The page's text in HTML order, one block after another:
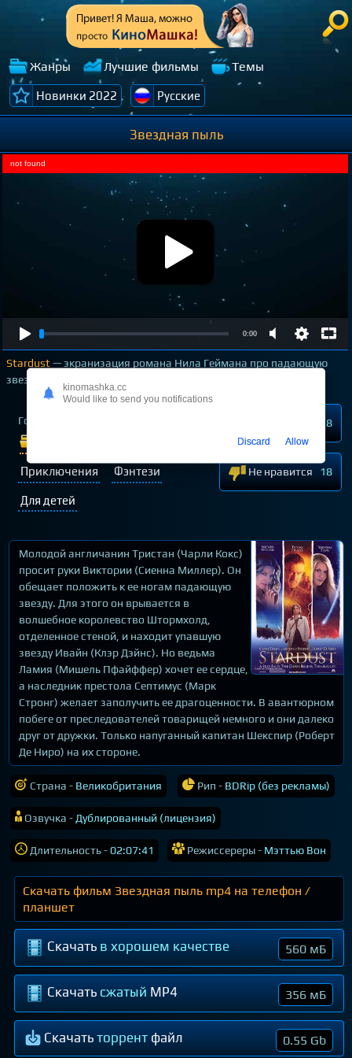
Жанры Лучшие фильмы Темы
Новинки 2022 Русские
Звездная пыль
0:00
not found
Stardust— экранизация романа Нила Геймана про падающую
звезду
Год выпуска
Приключения Фэнтези
Для детей
58
Не нравится 18
Молодой англичанин Тристан (Чарли Кокс)
просит руки Виктории (Сиенна Миллер). Он
обещает положить к ее ногам падающую
звезду. Для этого он врывается в
волшебное королевство Штормхолд,
отделенное стеной, и находит упавшую
звезду Ивайн (Клэр Дэйнс). Но ведьма
Ламия (Мишель Пфайффер) хочет ее сердце,
а наследник престола Септимус (Марк
Стронг) желает заполучить ее драгоценности. В авантюрном
побеге от преследователей товарищей немного и они далеко
друг от дружки. Только напуганный капитан Шекспир (Роберт
Де Ниро) на их стороне.
Страна - Великобритания Рип - BDRip (без рекламы)
Озвучка - Дублированный (лицензия)
Длительность -02:07:41 Режиссереры - Мэттью Вон
Скачать фильм Звездная пыль mp4 на телефон /
планшет
Скачать в хорошем качестве 560 мБ
Скачать сжатый MP4 356 мБ
Скачатьторрент файл 0.55 Gb
kinomashka.cc
Would like to send you notifications
Discard Allow